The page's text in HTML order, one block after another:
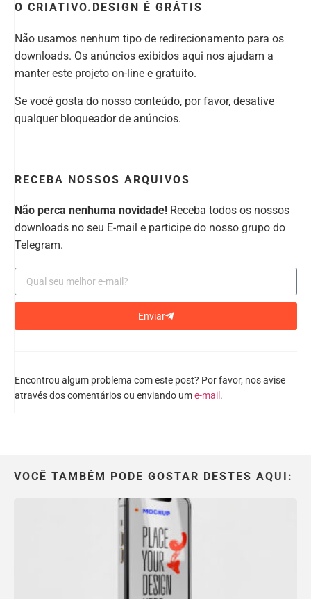
O CRIATIVO.DESIGN É GRÁTIS
Não usamos nenhum tipo de redirecionamento para os
downloads. Os anúncios exibidos aqui nos ajudam a
manter este projeto on-line e gratuito.
Se você gosta do nosso conteúdo, por favor, desative
qualquer bloqueador de anúncios.
RECEBA NOSSOS ARQUIVOS
Não perca nenhuma novidade! Receba todos os nossos
downloads no seu E-mail e participe do nosso grupo do
Telegram.
Enviar
Encontrou algum problema com este post? Por favor, nos avise
através dos comentários ou enviando ume-mail .
VOCÊ TAMBÉM PODE GOSTAR DESTES AQUI: